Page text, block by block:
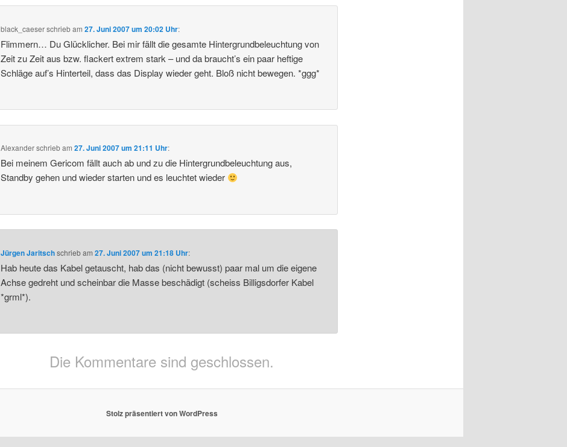
black_caeserschriebam27. Juni 2007 um 20:02 Uhr:
Flimmern… Du Glücklicher. Bei mir fällt die gesamte Hintergrundbeleuchtung von
Zeit zu Zeit aus bzw. flackert extrem stark – und da braucht’s ein paar heftige
Schläge auf’s Hinterteil, dass das Display wieder geht. Bloß nicht bewegen. *ggg*
Alexanderschriebam27. Juni 2007 um 21:11 Uhr:
Bei meinem Gericom fällt auch ab und zu die Hintergrundbeleuchtung aus,
Standby gehen und wieder starten und es leuchtet wieder
Jürgen Jaritschschriebam27. Juni 2007 um 21:18 Uhr:
Hab heute das Kabel getauscht, hab das (nicht bewusst) paar mal um die eigene
Achse gedreht und scheinbar die Masse beschädigt (scheiss Billigsdorfer Kabel
*grml*).
Die Kommentare sind geschlossen.
Stolz präsentiert von WordPress